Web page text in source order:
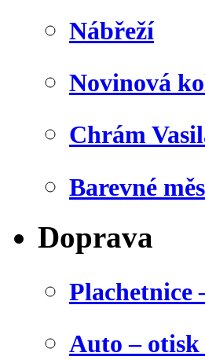
Nábřeží
Novinová
Chrám
Barevné
Doprava
Plachetnice
Auto –